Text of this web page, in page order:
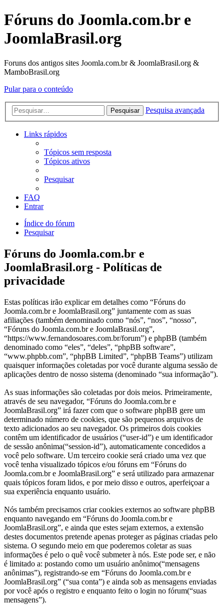
Fóruns do Joomla.com.br e
JoomlaBrasil.org
Foruns dos antigos sites Joomla.com.br & JoomlaBrasil.org &
MamboBrasil.org
Pular para o conteúdo
Pesquisar Pesquisa avançada
Links rápidos
Tópicos sem resposta
Tópicos ativos
Pesquisar
FAQ
Entrar
Índice do fórum
Pesquisar
Fóruns do Joomla.com.br e
JoomlaBrasil.org - Políticas de
privacidade
Estas políticas irão explicar em detalhes como “Fóruns do
Joomla.com.br e JoomlaBrasil.org” juntamente com as suas
afiliações (também denominado como “nós”, “nos”, “nosso”,
“Fóruns do Joomla.com.br e JoomlaBrasil.org”,
“https://www.fernandosoares.com.br/forum”) e phpBB (também
denominado como “eles”, “deles”, “phpBB software”,
“www.phpbb.com”, “phpBB Limited”, “phpBB Teams”) utilizam
quaisquer informações coletadas por você durante alguma sessão de
aplicações dentro de nosso sistema (denominado “sua informação”).
As suas informações são coletadas por dois meios. Primeiramente,
através de seu navegador, “Fóruns do Joomla.com.br e
JoomlaBrasil.org” irá fazer com que o software phpBB gere um
determinado número de cookies, que são pequenos arquivos de
texto adicionados ao seu navegador. Os primeiros dois cookies
contêm um identificador de usuários (“user-id”) e um identificador
de sessão anônima(“session-id”), automaticamente concedidos a
você pelo software. Um terceiro cookie será criado uma vez que
você tenha visualizado tópicos e/ou fóruns em “Fóruns do
Joomla.com.br e JoomlaBrasil.org” e será utilizado para armazenar
quais tópicos foram lidos, e por meio disso e outros, aperfeiçoar a
sua experiência enquanto usuário.
Nós também precisamos criar cookies externos ao software phpBB
enquanto navegando em “Fóruns do Joomla.com.br e
JoomlaBrasil.org”, e ainda que estes sejam externos, a extensão
destes documentos pretende apenas proteger as páginas criadas pelo
sistema. O segundo meio em que poderemos coletar as suas
informações é pelo o quê você submeter à nós. Este pode ser, e não
é limitado a: postando como um usuário anônimo(“mensagens
anônimas”), registrando-se em “Fóruns do Joomla.com.br e
JoomlaBrasil.org” (“sua conta”) e ainda sob as mensagens enviadas
por você após o registro e enquanto feito o login no fórum(“suas
mensagens”).